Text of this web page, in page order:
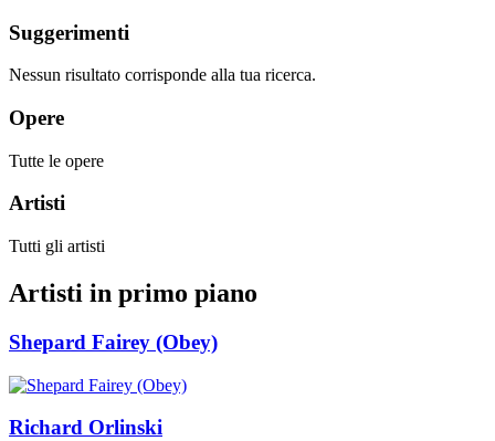
Suggerimenti
Nessun risultato corrisponde alla tua ricerca.
Opere
Tutte le opere
Artisti
Tutti gli artisti
Artisti in primo piano
Shepard Fairey (Obey)
Richard Orlinski